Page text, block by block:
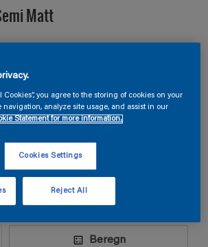
Matt
9L
Beregn
you agree to the storing of cookies on your
navigation, analyze site usage, and assist in our
Statement for more information.
Cookies Settings
Reject All